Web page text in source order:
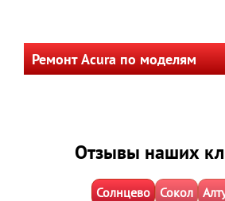
Ремонт Acura по моделям
Отзывы наших
Солнцево Сокол